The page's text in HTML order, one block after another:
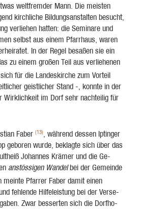
weltfremder Mann. Die meisten
kirchliche Bildungsanstalten besucht,
verliehen hatten: die Seminare und
selbst aus einem Pfarrhaus, waren
In der Regel besaßen sie ein
zu einem großen Teil aus verlie­henen
für die Landeskirche zum Vor­teil
geistlicher Stand -, konnte in der
Wirklichkeit im Dorf sehr nachteilig für
Faber (13), während dessen Iptinger
geboren wurde, beklagte sich über das
Johannes Krämer und die Ge­
anstössigen Wandelbei der Gemeinde
meinte Pfarrer Faber damit einen
fehlende Hilfeleistung bei der Verse­
Zwar besserten sich die Dorfho­